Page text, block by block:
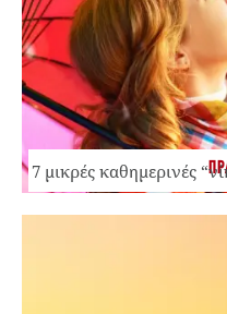
7 μικρές καθημερινές